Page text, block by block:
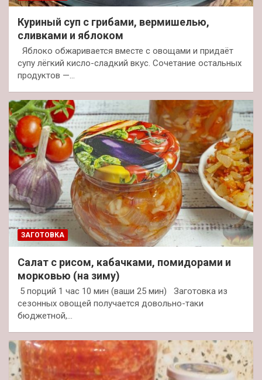
Куриный суп с грибами, вермишелью,
сливками и яблоком
Яблоко обжаривается вместе с овощами и придаёт
супу лёгкий кисло-сладкий вкус. Сочетание остальных
продуктов —…
ЗАГОТОВКА
Салат с рисом, кабачками, помидорами и
морковью (на зиму)
5 порций 1 час 10 мин (ваши 25 мин) Заготовка из
сезонных овощей получается довольно-таки
бюджетной,…